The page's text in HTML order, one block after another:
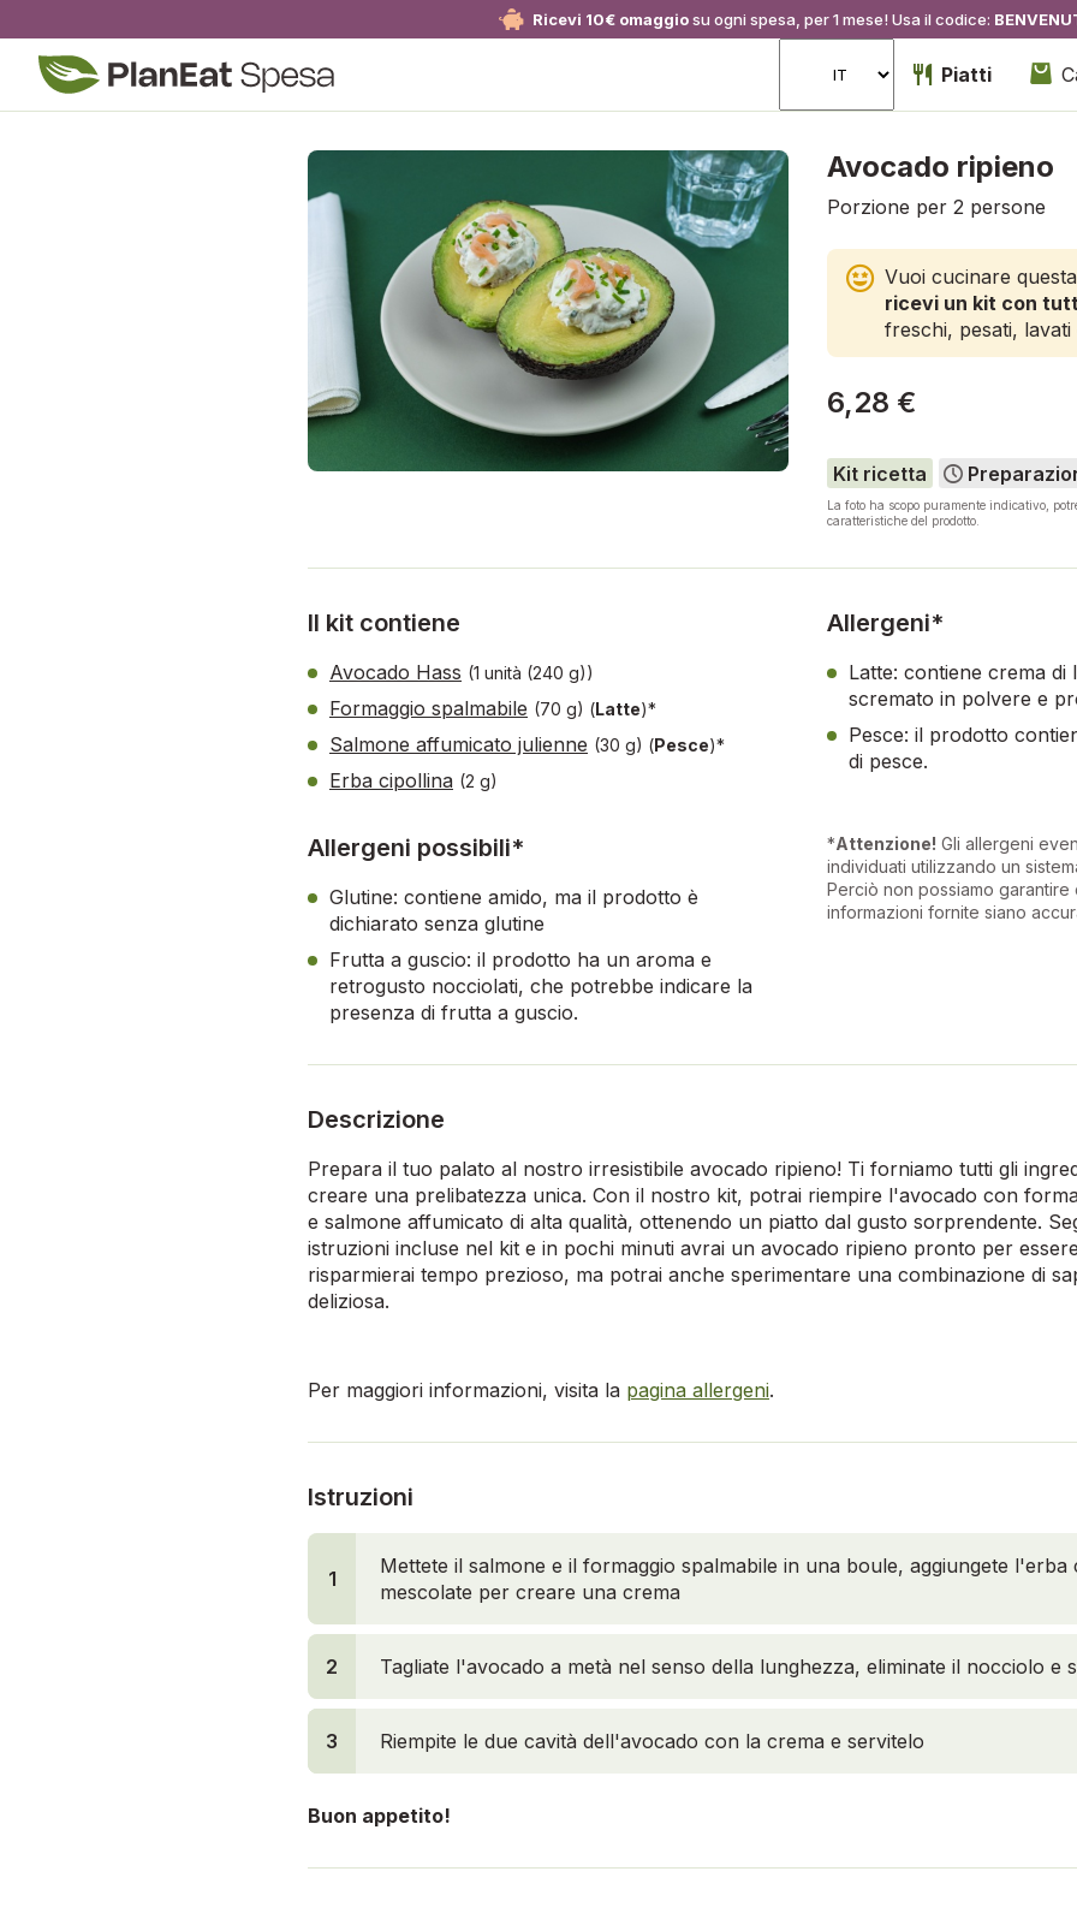
Ricevi 10€ omaggiosu ogni spesa, per 1 mese! Usa il codice:
Piatti
Avocado ripieno
Porzione per 2 persone
Vuoi cucinare
ricevi un kit con
freschi, pesati, lavati
6,28 €
Kit ricetta
La foto ha scopo puramente indicativo,
caratteristiche del prodotto.
Il kit contiene
Avocado Hass (1 unità (240 g))
Formaggio spalmabile (70 g) (Latte)*
Salmone affumicato julienne (30 g) (Pesce)*
Erba cipollina (2 g)
Allergeni*
Latte: contiene crema di
scremato in polvere e
Pesce: il prodotto
di pesce.
Allergeni possibili*
Glutine: contiene amido, ma il prodotto è
dichiarato senza glutine
Frutta a guscio: il prodotto ha un aroma e
retrogusto nocciolati, che potrebbe indicare la
presenza di frutta a guscio.
*Attenzione! Gli allergeni
individuati utilizzando un
Perciò non possiamo
informazioni fornite siano
Descrizione
Prepara il tuo palato al nostro irresistibile avocado ripieno! Ti forniamo tutti gli
creare una prelibatezza unica. Con il nostro kit, potrai riempire l'avocado con
e salmone affumicato di alta qualità, ottenendo un piatto dal gusto sorprendente.
istruzioni incluse nel kit e in pochi minuti avrai un avocado ripieno pronto per
risparmierai tempo prezioso, ma potrai anche sperimentare una combinazione di
deliziosa.
Per maggiori informazioni, visita la pagina allergeni.
Istruzioni
1
Mettete il salmone e il formaggio spalmabile in una boule, aggiungete l'erba
mescolate per creare una crema
2 Tagliate l'avocado a metà nel senso della lunghezza, eliminate il nocciolo e
3 Riempite le due cavità dell'avocado con la crema e servitelo
3
Buon appetito!